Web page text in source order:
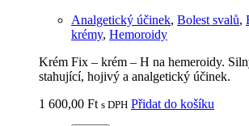
Analgetický účinek, Bolest svalů,
krémy, Hemoroidy
Krém Fix – krém – H na hemeroidy.
stahující, hojivý a analgetický účinek.
1 600,00 Ft s DPH Přidat do košíku